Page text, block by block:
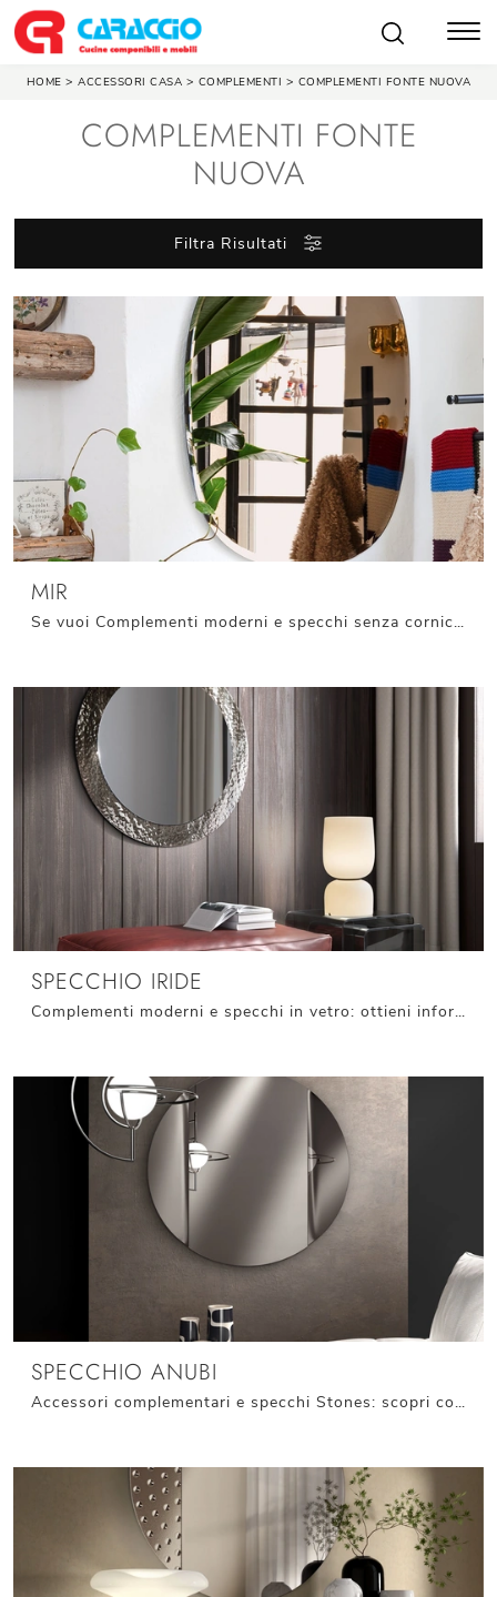
HOME >ACCESSORI CASA > COMPLEMENTI > COMPLEMENTI FONTE NUOVA
COMPLEMENTI FONTE
NUOVA
Filtra Risultati
MIR
Se vuoi Complementi moderni e specchi senza cornice scopri di più sul modello Mir del marchio Connubia.
SPECCHIO IRIDE
Complementi moderni e specchi in vetro: ottieni informazioni sul modello Specchio Iride di Stones e potrai impreziosire i tuoi spazi.
SPECCHIO ANUBI
Accessori complementari e specchi Stones: scopri come valorizzare i tuoi interni design con il modello Specchio Anubi.